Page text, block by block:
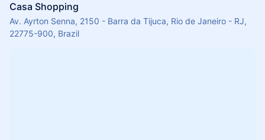
Casa Shopping
Av. Ayrton Senna, 2150 - Barra da Tijuca, Rio de Janeiro - RJ,
22775-900, Brazil